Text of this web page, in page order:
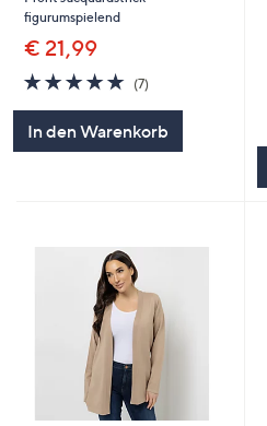
figurumspielend
€ 21,99
4.7
von
(7)7
In den Warenkorb